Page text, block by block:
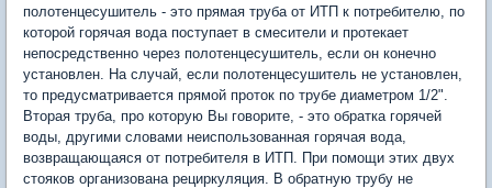
полотенцесушитель - это прямая труба от ИТП к потребителю, по
которой горячая вода поступает в смесители и протекает
непосредственно через полотенцесушитель, если он конечно
установлен. На случай, если полотенцесушитель не установлен,
то предусматривается прямой проток по трубе диаметром 1/2".
Вторая труба, про которую Вы говорите, - это обратка горячей
воды, другими словами неиспользованная горячая вода,
возвращающаяся от потребителя в ИТП. При помощи этих двух
стояков организована рециркуляция. В обратную трубу не